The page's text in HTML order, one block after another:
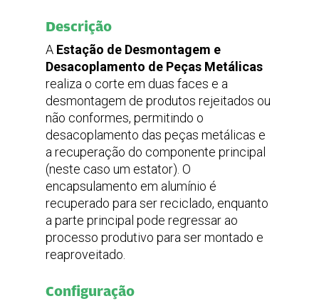
495 kg
Fonte de Alimentação
Frequência
Corrente
3.6
50/60 HZ
16
Pressão máxima
(Bar)
6
Descrição
A Estação de Desmontagem e
Desacoplamento de Peças Metálicas
realiza o corte em duas faces e a
desmontagem de produtos rejeitados ou
não conformes, permitindo o
desacoplamento das peças metálicas e
a recuperação do componente principal
(neste caso um estator). O
encapsulamento em alumínio é
recuperado para ser reciclado, enquanto
a parte principal pode regressar ao
processo produtivo para ser montado e
reaproveitado.
Configuração